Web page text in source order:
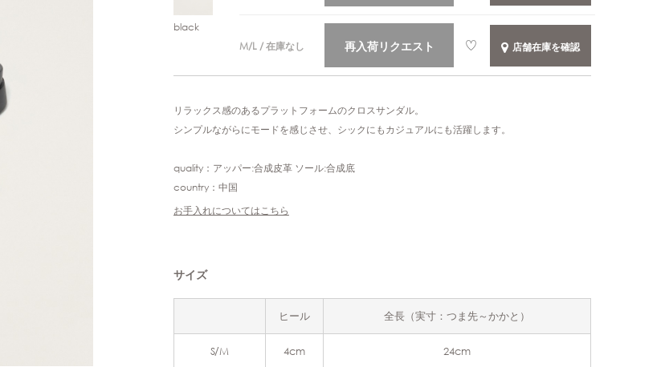
black
M/L / 在庫なし 再入荷リクエスト 店舗在庫を確認
リラックス感のあるプラットフォームのクロスサンダル。
シンプルながらにモードを感じさせ、シックにもカジュアルにも活躍します。
quality：アッパー:合成皮革 ソール:合成底
country：中国
お手入れについてはこちら
サイズ
ヒール 全長（実寸：つま先～かかと）
S/M 4cm 24cm